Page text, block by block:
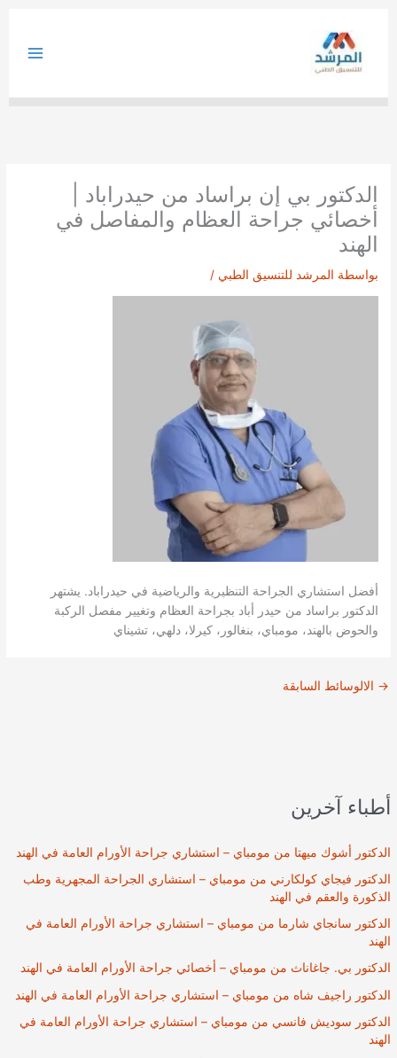
أطباء آخرين
الدكتور أشوك ميهتا من مومباي – استشاري جراحة الأورام العامة في الهند
الدكتور فيجاي كولكارني من مومباي – استشاري الجراحة المجهرية وطب
الذكورة والعقم في الهند
الدكتور سانجاي شارما من مومباي – استشاري جراحة الأورام العامة في
الهند
الدكتور بي. جاغاناث من مومباي – أخصائي جراحة الأورام العامة في الهند
الدكتور راجيف شاه من مومباي – استشاري جراحة الأورام العامة في الهند
الدكتور سوديش فانسي من مومباي – استشاري جراحة الأورام العامة في
الهند
الدكتور بي إن براساد من حيدراباد |
أخصائي جراحة العظام والمفاصل في
الهند
بواسطة المرشد للتنسيق الطبي/
أفضل استشاري الجراحة التنظيرية والرياضية في حيدراباد. يشتهر
الدكتور براساد من حيدر أباد بجراحة العظام وتغيير مفصل الركبة
والحوض بالهند، مومباي، بنغالور، كيرلا، دلهي، تشيناي
→ الالوسائط السابقة